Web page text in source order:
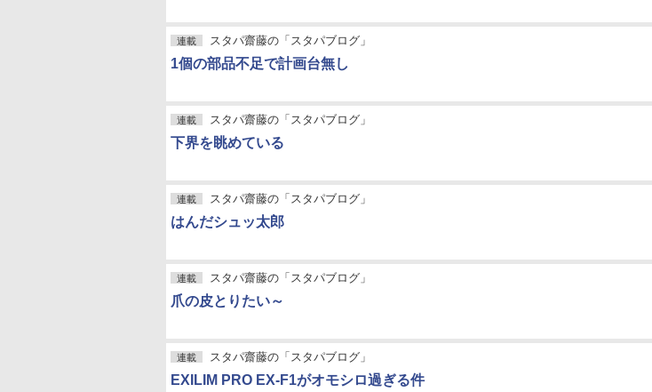
連載 スタパ齋藤の「スタパブログ」
1個の部品不足で計画台無し
連載 スタパ齋藤の「スタパブログ」
下界を眺めている
連載 スタパ齋藤の「スタパブログ」
はんだシュッ太郎
連載 スタパ齋藤の「スタパブログ」
爪の皮とりたい～
連載 スタパ齋藤の「スタパブログ」
EXILIM PRO EX-F1がオモシロ過ぎる件